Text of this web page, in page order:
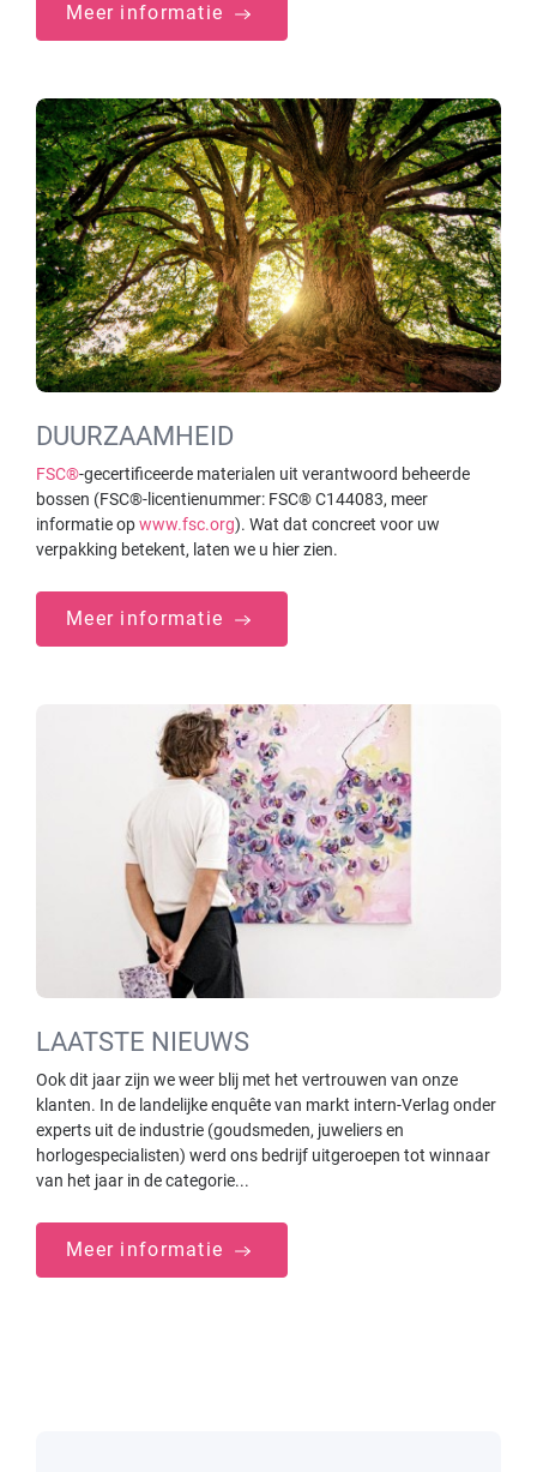
Meer informatie
DUURZAAMHEID
FSC®-gecertificeerde materialen uit verantwoord beheerde
bossen (FSC®-licentienummer: FSC® C144083, meer
informatie opwww.fsc.org). Wat dat concreet voor uw
verpakking betekent, laten we u hier zien.
Meer informatie
LAATSTE NIEUWS
Ook dit jaar zijn we weer blij met het vertrouwen van onze
klanten. In de landelijke enquête van markt intern-Verlag onder
experts uit de industrie (goudsmeden, juweliers en
horlogespecialisten) werd ons bedrijf uitgeroepen tot winnaar
van het jaar in de categorie...
Meer informatie